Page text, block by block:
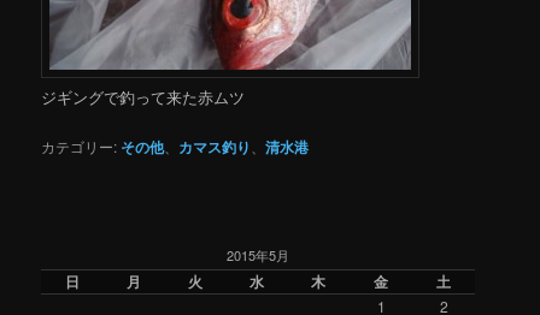
ジギングで釣って来た赤ムツ
カテゴリー: その他、 カマス釣り 、清水港
2015年5月
日 月 火 水 木 金 土
1 2